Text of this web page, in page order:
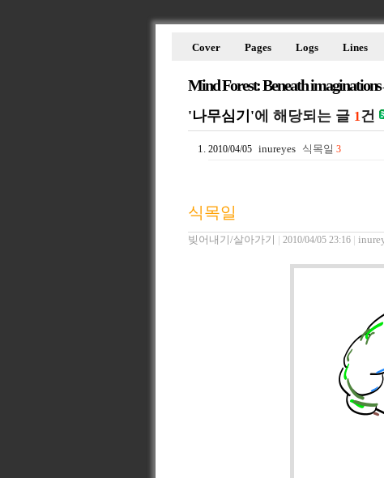
Mind Forest: Beneath imaginations
Cover Pages Logs Lines
'나무심기'에 해당되는 글 1건
2010/04/05 inureyes 식목일 3
식목일
빚어내기/살아가기 2010/04/05 23:16